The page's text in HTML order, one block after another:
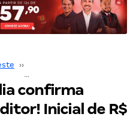
››
confirma
Inicial de R$